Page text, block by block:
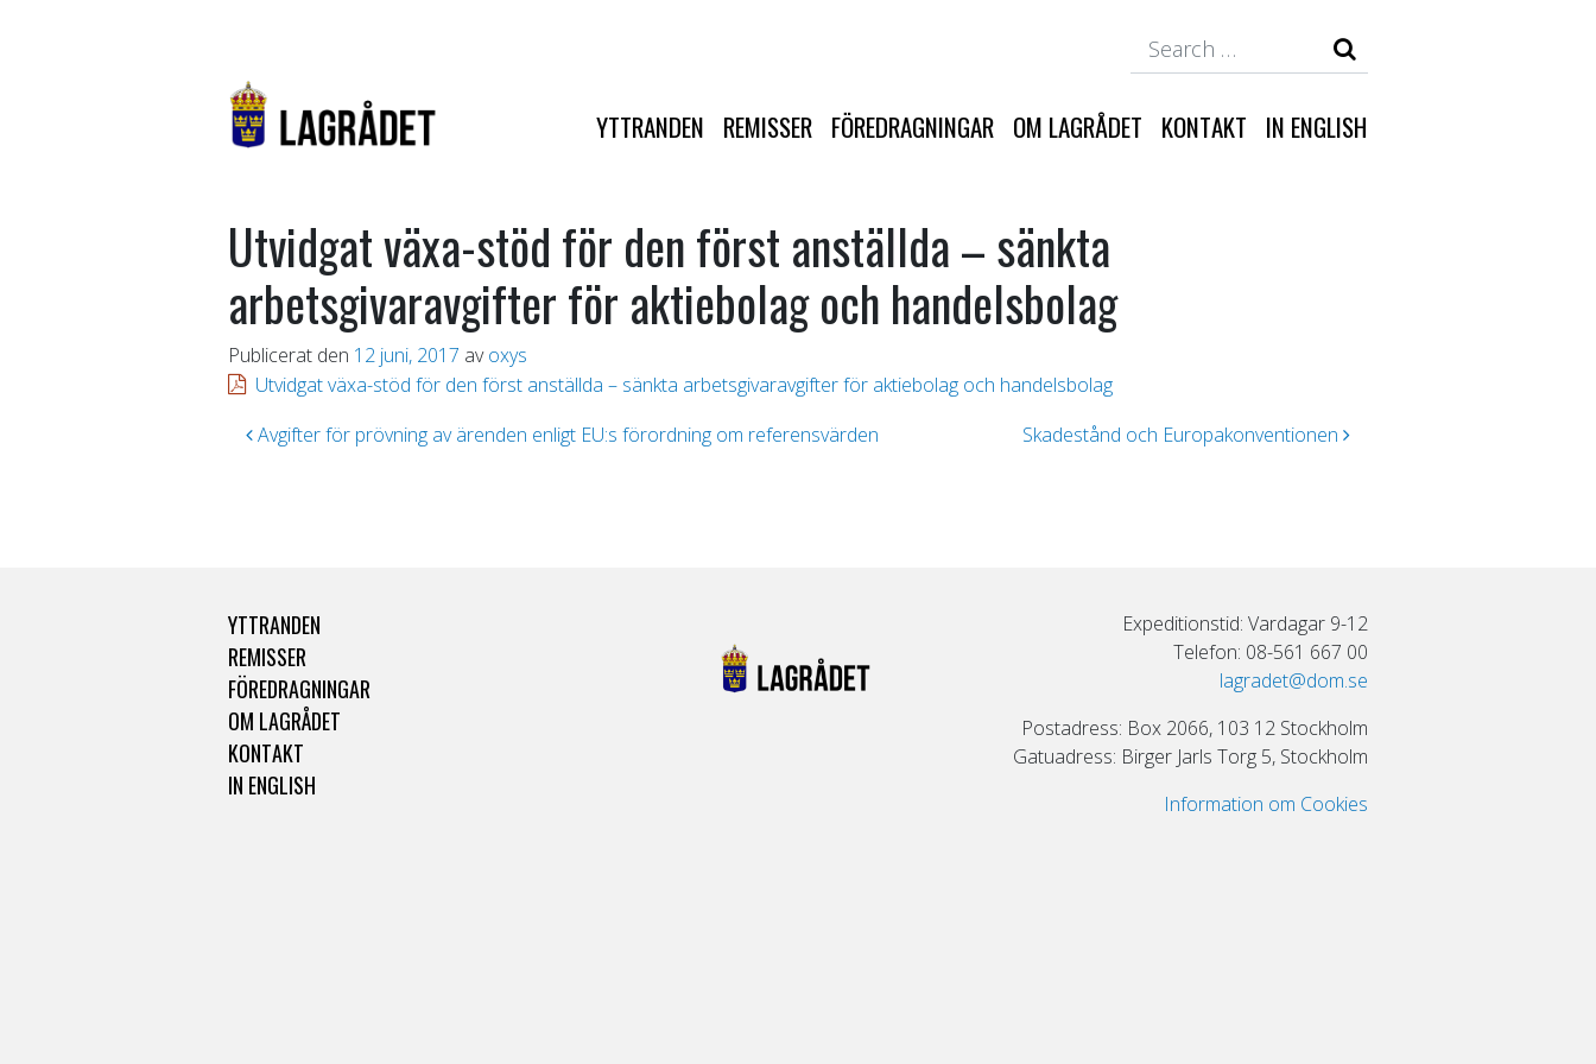
YTTRANDEN REMISSER FÖREDRAGNINGAR OM LAGRÅDET KONTAKT IN ENGLISH
Utvidgat växa-stöd för den först anställda – sänkta
arbetsgivaravgifter för aktiebolag och handelsbolag
Publicerat den 12 juni, 2017 av oxys
Utvidgat växa-stöd för den först anställda – sänkta arbetsgivaravgifter för aktiebolag och handelsbolag
Inläggsnavigering
Avgifter för prövning av ärenden enligt EU:s förordning om referensvärden Skadestånd och Europakonventionen
YTTRANDEN
REMISSER
FÖREDRAGNINGAR
OM LAGRÅDET
KONTAKT
IN ENGLISH
Expeditionstid: Vardagar 9-12
Telefon: 08-561 667 00
lagradet@dom.se
Postadress: Box 2066, 103 12 Stockholm
Gatuadress: Birger Jarls Torg 5, Stockholm
Information om Cookies